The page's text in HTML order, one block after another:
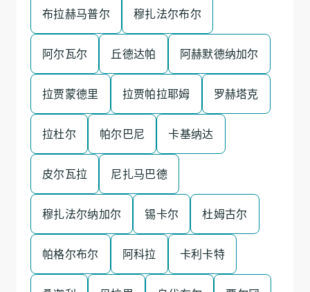
布拉赫马普尔 穆扎法尔布尔
阿尔瓦尔 丘德达帕 阿赫默德纳加尔
拉贾蒙德里 拉贾帕拉耶姆 罗赫塔克
拉杜尔 帕尔巴尼 卡基纳达
皮尔瓦拉 尼扎马巴德
穆扎法尔纳加尔 锡卡尔 杜姆古尔
帕格尔布尔 阿科拉 卡利卡特